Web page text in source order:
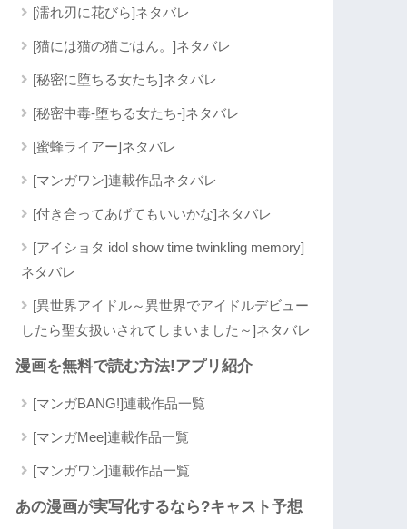
[濡れ刃に花びら]ネタバレ
[猫には猫の猫ごはん。]ネタバレ
[秘密に堕ちる女たち]ネタバレ
[秘密中毒-堕ちる女たち-]ネタバレ
[蜜蜂ライアー]ネタバレ
[マンガワン]連載作品ネタバレ
[付き合ってあげてもいいかな]ネタバレ
[アイショタ idol show time twinkling memory]
ネタバレ
[異世界アイドル～異世界でアイドルデビュー
したら聖女扱いされてしまいました～]ネタバレ
漫画を無料で読む方法!アプリ紹介
[マンガBANG!]連載作品一覧
[マンガMee]連載作品一覧
[マンガワン]連載作品一覧
あの漫画が実写化するなら?キャスト予想